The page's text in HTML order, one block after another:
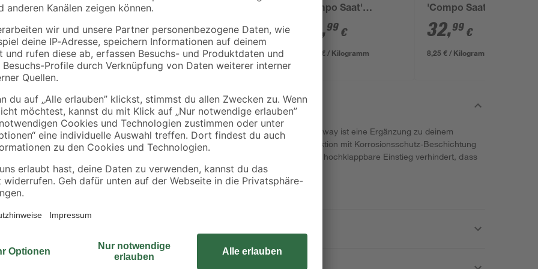
Langzeitwirkung 5 kg
22,99€
4,60 € / Kilogramm
85,99€
'Compo Saat'
Saat/Dünger 2,2 kg
,99 €
22,72 € / Kilogramm
'Compo Saat' 4 kg
32,99 €
8,25 € / Kilogramm
Die Pool-Sicherheitsleiter 'Flowclear™' von Bestway ist eine Ergänzung zu deinem
Aufstellpool. Durch die robuste Stahlrohrkonstruktion mit Korrosionsschutz-Beschichtung
ist die Sicherheitsleiter besonders langlebig. Der hochklappbare Einstieg verhindert, dass
Kinder unbeaufsichtigt in den Pool gelangen.